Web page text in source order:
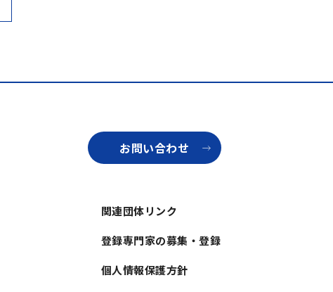
お問い合わせ
関連団体リンク
登録専門家の募集・登録
個人情報保護方針